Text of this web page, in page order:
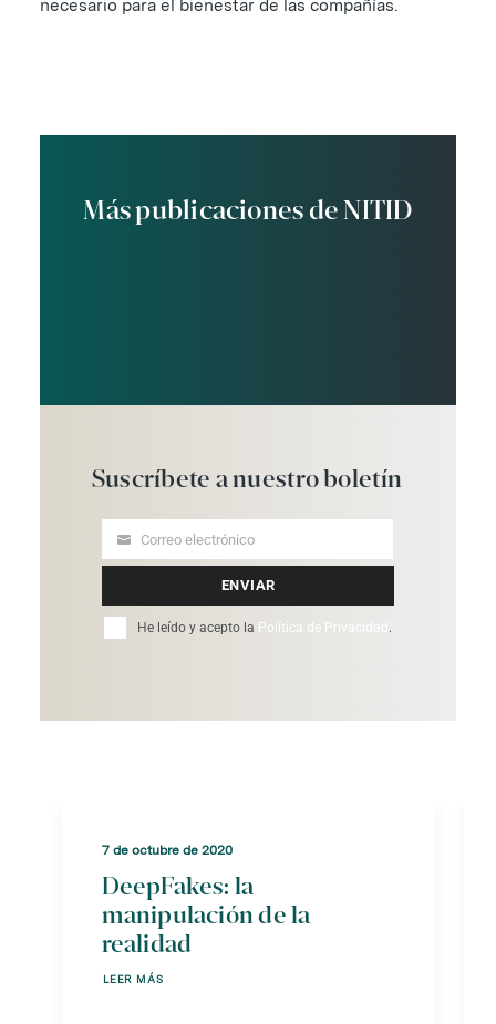
necesario para el bienestar de las compañías.
Más publicaciones de NITID
Suscríbete a nuestroboletín
Your
Correo electrónico
ENVIAR
He leído y acepto la Política de Privacidad .
7 de octubre de 2020
DeepFakes: la
manipulación de la
realidad
LEER MÁS